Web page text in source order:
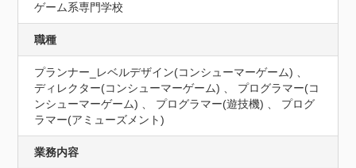
ゲーム系専門学校
職種
プランナー_レベルデザイン(コンシューマーゲーム) 、
ディレクター(コンシューマーゲーム) 、 プログラマー(コ
ンシューマーゲーム) 、 プログラマー(遊技機) 、 プログ
ラマー(アミューズメント)
業務内容